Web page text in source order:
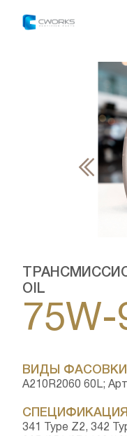
OIL
75W-
ВИДЫ
A210R2060 60L;
341 Type Z2, 342